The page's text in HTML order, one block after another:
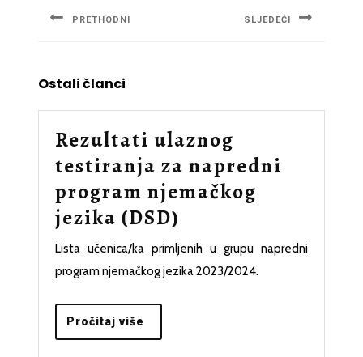
PRETHODNI SLJEDEĆI
Ostali članci
Rezultati ulaznog
testiranja za napredni
program njemačkog
jezika (DSD)
ulaznog
testiranja
Lista učenica/ka primljenih u grupu napredni
program njemačkog jezika 2023/2024.
Pročitaj više
više